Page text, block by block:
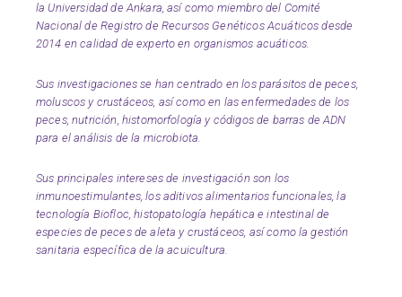
la Universidad de Ankara, así como miembro del Comité
Nacional de Registro de Recursos Genéticos Acuáticos desde
2014 en calidad de experto en organismos acuáticos.
Sus investigaciones se han centrado en los parásitos de peces,
moluscos y crustáceos, así como en las enfermedades de los
peces, nutrición, histomorfología y códigos de barras de ADN
para el análisis de la microbiota.
Sus principales intereses de investigación son los
inmunoestimulantes, los aditivos alimentarios funcionales, la
tecnología Biofloc, histopatología hepática e intestinal de
especies de peces de aleta y crustáceos, así como la gestión
sanitaria específica de la acuicultura.